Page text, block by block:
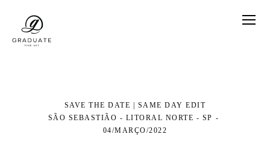
SAVE THE DATE | SAME DAY EDIT
SÃO SEBASTIÃO - LITORAL NORTE - SP
04/MARÇO/2022